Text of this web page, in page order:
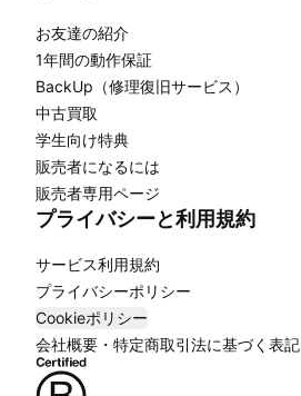
お友達の紹介
1年間の動作保証
BackUp（修理復旧サービス）
中古買取
学生向け特典
販売者になるには
販売者専用ページ
プライバシーと利用規約
サービス利用規約
プライバシーポリシー
Cookieポリシー
会社概要・特定商取引法に基づく表記